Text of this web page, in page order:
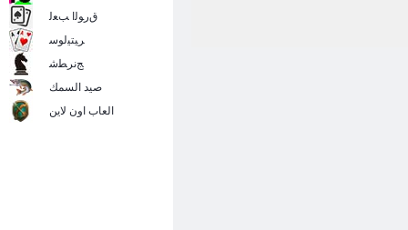
ﻕﺭﻮﻟﺍ ﺐﻌﻟ
ﺮﻴﺘﻴﻟﻮﺳ
ﺞﻧﺮﻄﺷ
صيد السمك
العاب اون لاين